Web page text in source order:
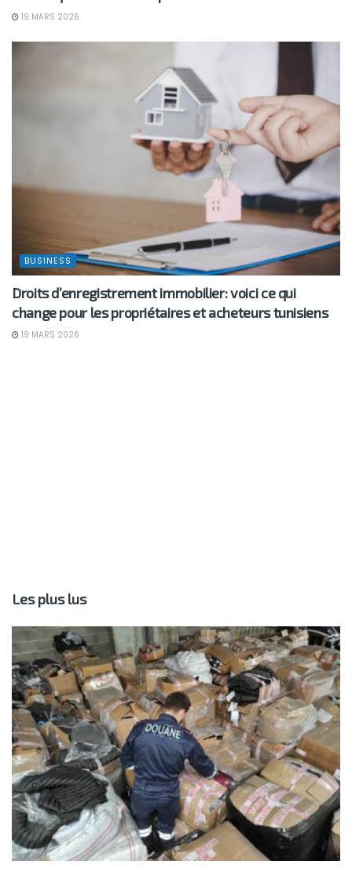
19 MARS 2026
BUSINESS
Droits d’enregistrement immobilier: voici ce qui
change pour les propriétaires et acheteurs tunisiens
19 MARS 2026
Les plus lus